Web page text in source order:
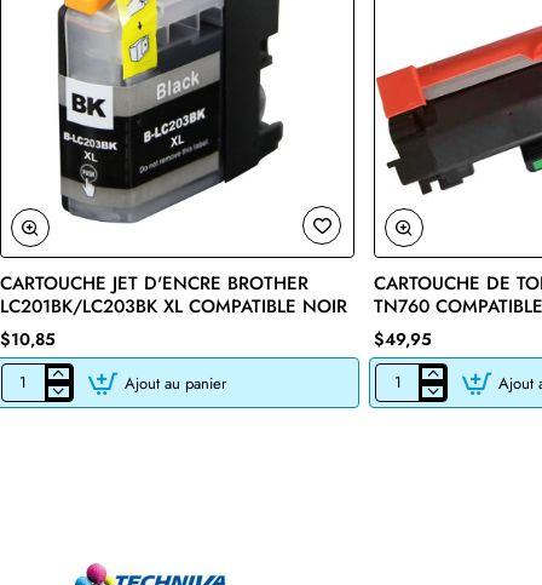
🔥 Bestseller
CARTOUCHE JET D'ENCRE BROTHER
LC201BK/LC203BK XL COMPATIBLE NOIR
$10,85
CARTOUCHE
JET
Ajout au panier
CARTOUCHE DE
TN760
$49,95
CARTOUCHE
DE
Ajout